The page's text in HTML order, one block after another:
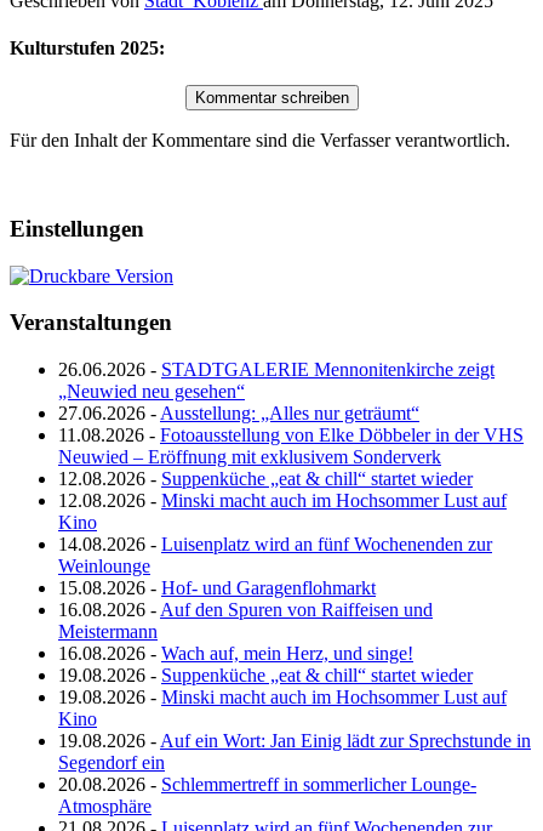
Kulturstufen 2025:
Für den Inhalt der Kommentare sind die Verfasser verantwortlich.
Einstellungen
Veranstaltungen
26.06.2026 - STADTGALERIE Mennonitenkirche zeigt
„Neuwied neu gesehen“
27.06.2026 - Ausstellung: „Alles nur geträumt“
11.08.2026 - Fotoausstellung von Elke Döbbeler in der VHS
Neuwied – Eröffnung mit exklusivem Sonderverk
12.08.2026 - Suppenküche „eat & chill“ startet wieder
12.08.2026 - Minski macht auch im Hochsommer Lust auf
Kino
14.08.2026 - Luisenplatz wird an fünf Wochenenden zur
Weinlounge
15.08.2026 - Hof- und Garagenflohmarkt
16.08.2026 - Auf den Spuren von Raiffeisen und
Meistermann
16.08.2026 - Wach auf, mein Herz, und singe!
19.08.2026 - Suppenküche „eat & chill“ startet wieder
19.08.2026 - Minski macht auch im Hochsommer Lust auf
Kino
19.08.2026 - Auf ein Wort: Jan Einig lädt zur Sprechstunde in
Segendorf ein
20.08.2026 - Schlemmertreff in sommerlicher Lounge-
Atmosphäre